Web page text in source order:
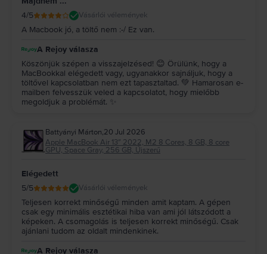
4/5 Vásárlói vélemények
A Macbook jó, a töltő nem :-/ Ez van.
A Rejoy válasza
Köszönjük szépen a visszajelzésed! 😊 Örülünk, hogy a
MacBookkal elégedett vagy, ugyanakkor sajnáljuk, hogy a
töltővel kapcsolatban nem ezt tapasztaltad. 💚 Hamarosan e-
mailben felvesszük veled a kapcsolatot, hogy mielőbb
megoldjuk a problémát. ✨
Battyányi Márton,20 Jul 2026
Apple MacBook Air 13″ 2022, M2 8 Cores, 8 GB, 8 core
GPU, Space Gray, 256 GB, Újszerű
Elégedett
5/5 Vásárlói vélemények
Teljesen korrekt minőségű minden amit kaptam. A gépen
csak egy minimális esztétikai hiba van ami jól látszódott a
képeken. A csomagolás is teljesen korrekt minőségű. Csak
ajánlani tudom az oldalt mindenkinek.
A Rejoy válasza